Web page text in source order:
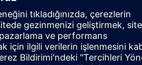
Evrensel
Açık, belgelenmiş arayüzleri
üreticiden aktarma organları
ve OPC UA gibi standart